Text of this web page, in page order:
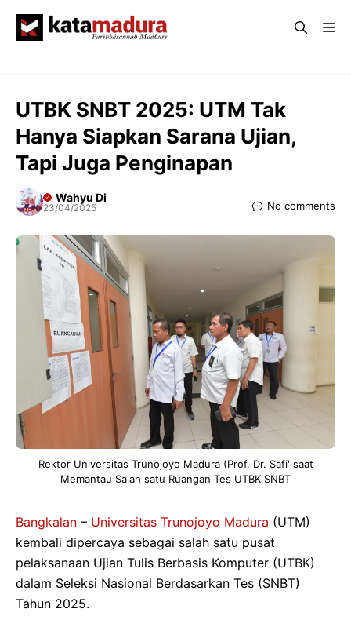
UTBK SNBT 2025: UTM Tak
Hanya Siapkan Sarana Ujian,
Tapi Juga Penginapan
Wahyu Di
23/04/2025 No comments
Rektor Universitas Trunojoyo Madura (Prof. Dr. Safi' saat
Memantau Salah satu Ruangan Tes UTBK SNBT
Bangkalan – Universitas Trunojoyo Madura (UTM)
kembali dipercaya sebagai salah satu pusat
pelaksanaan Ujian Tulis Berbasis Komputer (UTBK)
dalam Seleksi Nasional Berdasarkan Tes (SNBT)
Tahun 2025.